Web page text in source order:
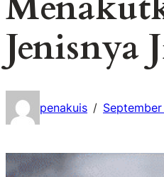
Jenisnya
penakuis /